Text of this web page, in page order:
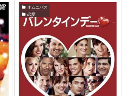
オムニバス
恋愛